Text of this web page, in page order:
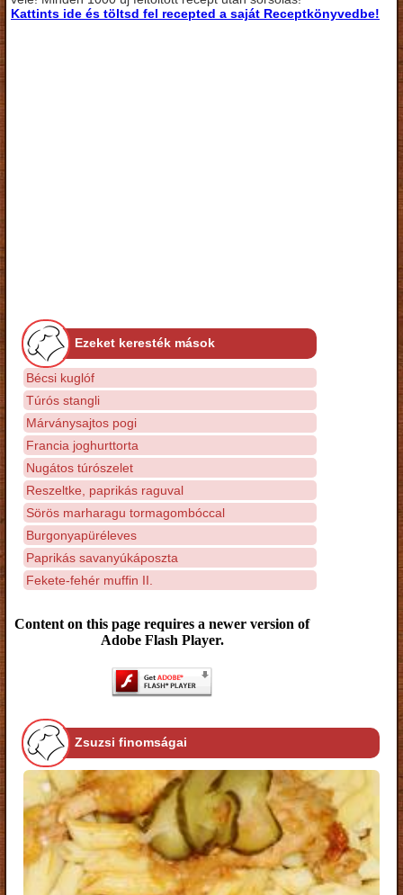
Kattints ide és töltsd fel recepted a saját Receptkönyvedbe!
Ezeket keresték mások
Bécsi kuglóf
Túrós stangli
Márványsajtos pogi
Francia joghurttorta
Nugátos túrószelet
Reszeltke, paprikás raguval
Sörös marharagu tormagombóccal
Burgonyapüréleves
Paprikás savanyúkáposzta
Fekete-fehér muffin II.
Content on this page requires a newer version of
Adobe Flash Player.
Zsuzsi finomságai